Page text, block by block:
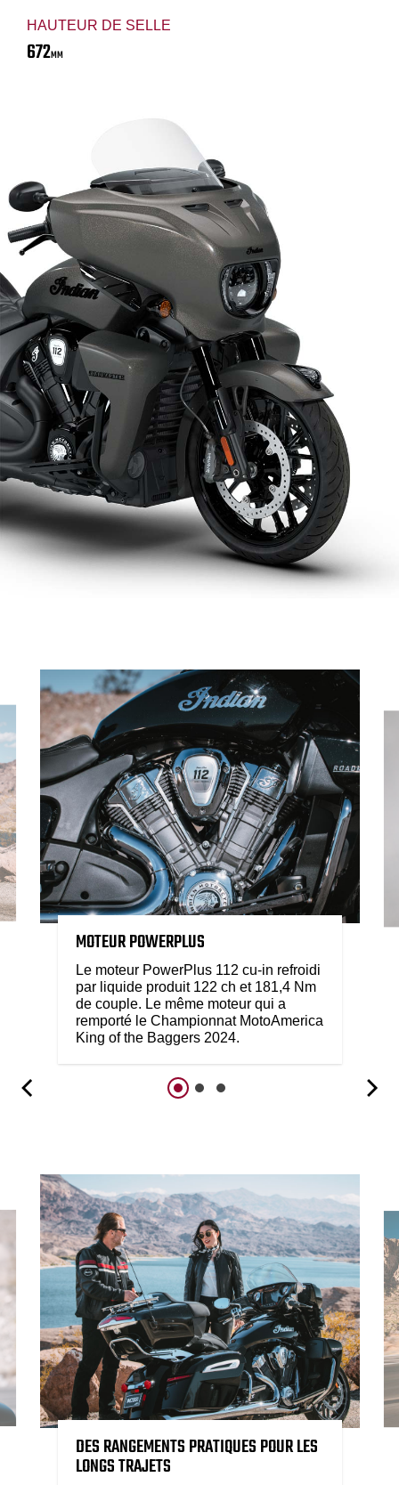
HAUTEUR DE SELLE
672MM
MOTEUR POWERPLUS
Le moteur PowerPlus 112 cu-in refroidi
par liquide produit 122 ch et 181,4 Nm
de couple. Le même moteur qui a
remporté le Championnat MotoAmerica
King of the Baggers 2024.
DES RANGEMENTS PRATIQUES POUR LES
LONGS TRAJETS